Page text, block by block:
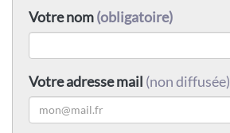
Votre nom(obligatoire)
Votre adresse mail (non diffusée)